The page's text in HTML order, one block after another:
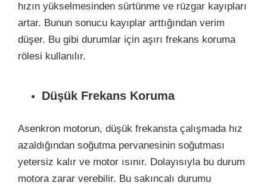
hızın yükselmesinden sürtünme ve rüzgar kayıpları
artar. Bunun sonucu kayıplar arttığından verim
düşer. Bu gibi durumlar için aşırı frekans koruma
rölesi kullanılır.
Düşük Frekans Koruma
Asenkron motorun, düşük frekansta çalışmada hız
azaldığından soğutma pervanesinin soğutması
yetersiz kalır ve motor ısınır. Dolayısıyla bu durum
motora zarar verebilir. Bu sakıncalı durumu